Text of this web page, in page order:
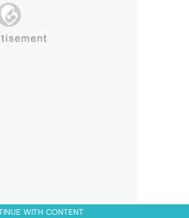
WITH CONTENT